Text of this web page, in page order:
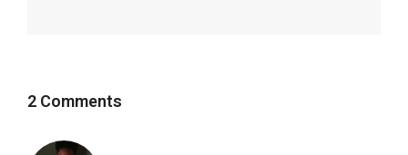
2 Comments